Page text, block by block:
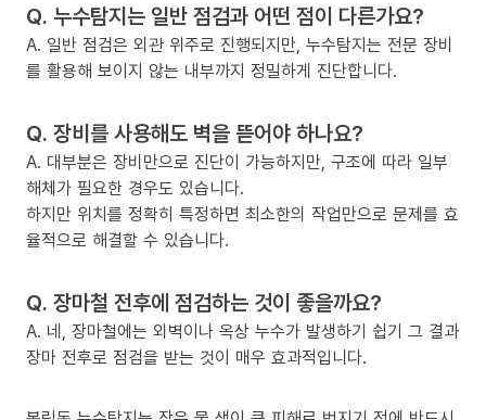
Q. 누수탐지는 일반 점검과 어떤 점이 다른가요?
A. 일반 점검은 외관 위주로 진행되지만, 누수탐지는 전문 장비
를 활용해 보이지 않는 내부까지 정밀하게 진단합니다.
Q. 장비를 사용해도 벽을 뜯어야 하나요?
A. 대부분은 장비만으로 진단이 가능하지만, 구조에 따라 일부
해체가 필요한 경우도 있습니다.
하지만 위치를 정확히 특정하면 최소한의 작업만으로 문제를 효
율적으로 해결할 수 있습니다.
Q. 장마철 전후에 점검하는 것이 좋을까요?
A. 네, 장마철에는 외벽이나 옥상 누수가 발생하기 쉽기 그 결과
장마 전후로 점검을 받는 것이 매우 효과적입니다.